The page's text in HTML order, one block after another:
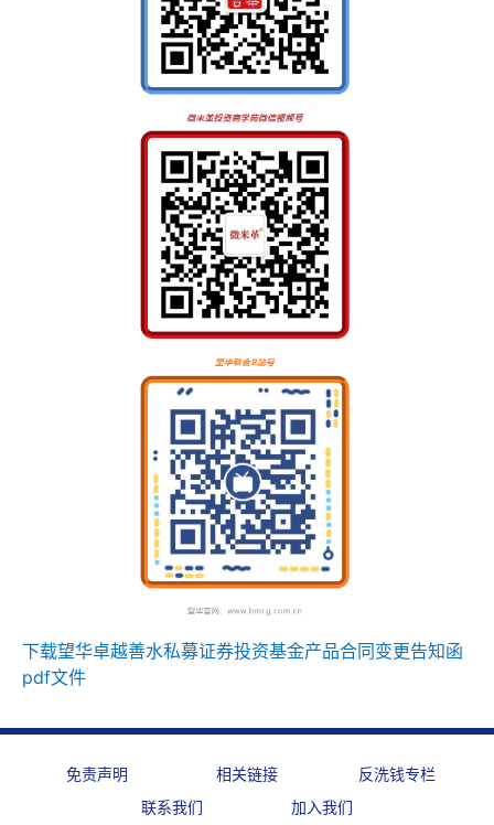
下载望华卓越善水私募证券投资基金产品合同变更告知函
pdf文件
免责声明 相关链接
反洗钱专栏
联系我们
加入我们